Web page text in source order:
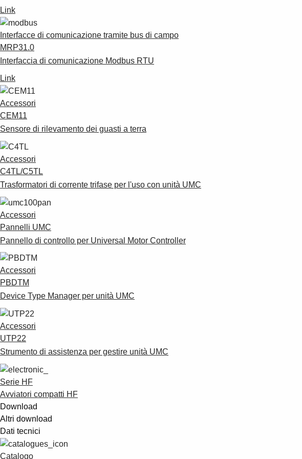
Link
Interfacce di comunicazione tramite bus di campo
MRP31.0
Interfaccia di comunicazione Modbus RTU
Link
Accessori
CEM11
Sensore di rilevamento dei guasti a terra
Accessori
C4TL/C5TL
Trasformatori di corrente trifase per l'uso con unità UMC
Accessori
Pannelli UMC
Pannello di controllo per Universal Motor Controller
Accessori
PBDTM
Device Type Manager per unità UMC
Accessori
UTP22
Strumento di assistenza per gestire unità UMC
Serie HF
Avviatori compatti HF
Download
Altri download
Dati tecnici
Catalogo